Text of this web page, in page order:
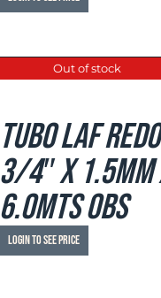
Out of stock
Tubo LAF
3/4″ x
6.0mts OBS
Login to see price